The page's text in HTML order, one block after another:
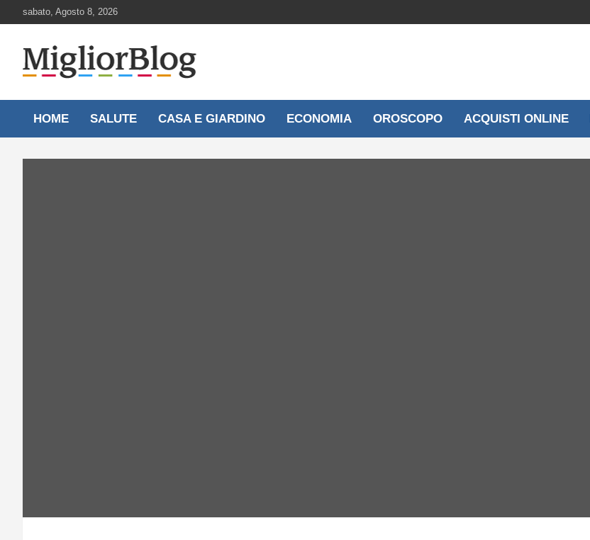
to
sabato, Agosto 8, 2026
MigliorBlog.it
HOME SALUTE CASA E GIARDINO ECONOMIA OROSCOPO ACQUISTI ONLINE